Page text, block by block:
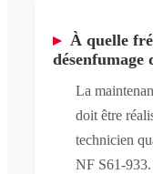
▸ À quelle
désenfumage
La
doit être
technicien
NF S61-